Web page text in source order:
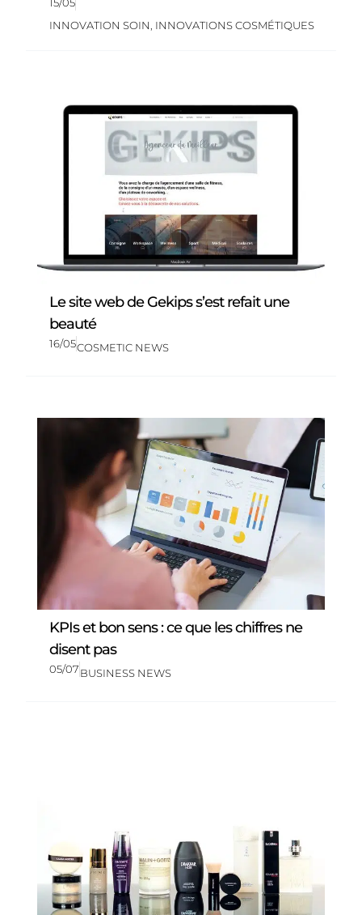
INNOVATION SOIN, INNOVATIONS COSMÉTIQUES
Le site web de Gekips s’est refait une
beauté
16/05COSMETIC NEWS
KPIs et bon sens : ce que les chiffres ne
disent pas
05/07BUSINESS NEWS